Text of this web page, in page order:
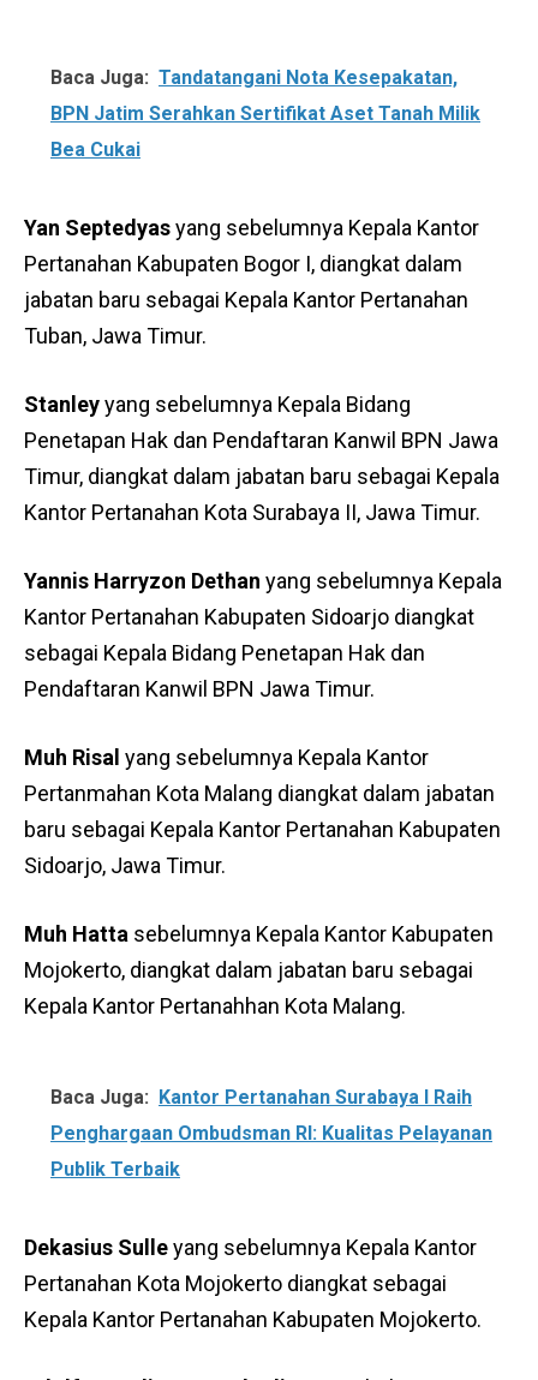
Baca Juga: Tandatangani Nota Kesepakatan,
BPN Jatim Serahkan Sertifikat Aset Tanah Milik
Bea Cukai
Yan Septedyasyang sebelumnya Kepala Kantor
Pertanahan Kabupaten Bogor I, diangkat dalam
jabatan baru sebagai Kepala Kantor Pertanahan
Tuban, Jawa Timur.
Stanleyyang sebelumnya Kepala Bidang
Penetapan Hak dan Pendaftaran Kanwil BPN Jawa
Timur, diangkat dalam jabatan baru sebagai Kepala
Kantor Pertanahan Kota Surabaya II, Jawa Timur.
Yannis Harryzon Dethan yang sebelumnya Kepala
Kantor Pertanahan Kabupaten Sidoarjo diangkat
sebagai Kepala Bidang Penetapan Hak dan
Pendaftaran Kanwil BPN Jawa Timur.
Muh Risal yang sebelumnya Kepala Kantor
Pertanmahan Kota Malang diangkat dalam jabatan
baru sebagai Kepala Kantor Pertanahan Kabupaten
Sidoarjo, Jawa Timur.
Muh Hatta sebelumnya Kepala Kantor Kabupaten
Mojokerto, diangkat dalam jabatan baru sebagai
Kepala Kantor Pertanahhan Kota Malang.
Baca Juga: Kantor Pertanahan Surabaya I Raih
Penghargaan Ombudsman RI: Kualitas Pelayanan
Publik Terbaik
Dekasius Sulleyang sebelumnya Kepala Kantor
Pertanahan Kota Mojokerto diangkat sebagai
Kepala Kantor Pertanahan Kabupaten Mojokerto.